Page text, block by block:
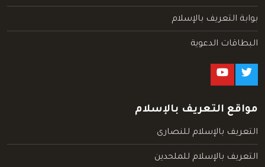
بوابة التعريف بالإسلام
البطاقات الدعوية
مواقع التعريف بالإسلام
التعريف بالإسلام للنصارى
التعريف بالإسلام للملحدين